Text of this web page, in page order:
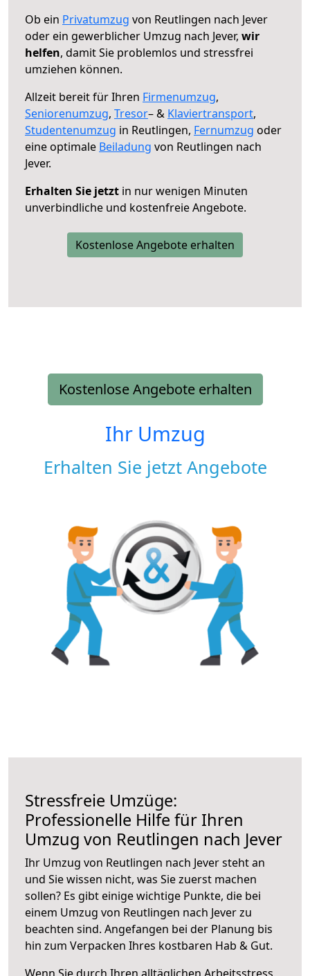
Ob ein Privatumzug von Reutlingen nach Jever
oder ein gewerblicher Umzug nach Jever, wir
helfen, damit Sie problemlos und stressfrei
umziehen können.
Allzeit bereit für Ihren Firmenumzug,
Seniorenumzug, Tresor– & Klaviertransport,
Studentenumzug in Reutlingen, Fernumzug oder
eine optimale Beiladung von Reutlingen nach
Jever.
Erhalten Sie jetzt in nur wenigen Minuten
unverbindliche und kostenfreie Angebote.
Kostenlose Angebote erhalten
Kostenlose Angebote erhalten
Ihr Umzug
Erhalten Sie jetzt Angebote
Stressfreie Umzüge:
Professionelle Hilfe für Ihren
Umzug von Reutlingen nach Jever
Ihr Umzug von Reutlingen nach Jever steht an
und Sie wissen nicht, was Sie zuerst machen
sollen? Es gibt einige wichtige Punkte, die bei
einem Umzug von Reutlingen nach Jever zu
beachten sind. Angefangen bei der Planung bis
hin zum Verpacken Ihres kostbaren Hab & Gut.